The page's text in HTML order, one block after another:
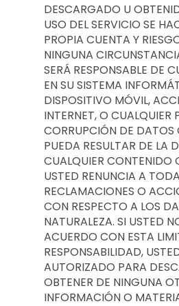
DESCARGADO U
USO DEL SERVICIO SE
PROPIA CUENTA Y
NINGUNA
SERÁ RESPONSABLE DE
EN SU SISTEMA
DISPOSITIVO MÓVIL,
INTERNET, O CUALQUIER
CORRUPCIÓN DE DATOS
PUEDA RESULTAR DE LA
CUALQUIER CONTENIDO
USTED RENUNCIA A
RECLAMACIONES O
CON RESPECTO A LOS
NATURALEZA. SI USTED
ACUERDO CON ESTA
RESPONSABILIDAD,
AUTORIZADO PARA
OBTENER DE NINGUNA
INFORMACIÓN O